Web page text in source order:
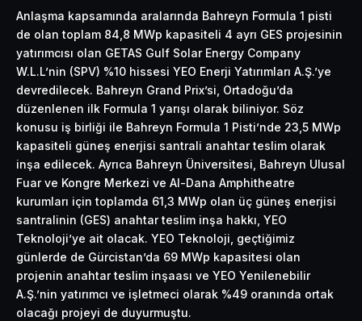
Anlaşma kapsamında aralarında Bahreyn Formula 1 pisti
de olan toplam 84,8 MWp kapasiteli 4 ayrı GES projesinin
yatırımcısı olan GETAS Gulf Solar Energy Company
W.L.L’nin (SPV) %10 hissesi YEO Enerji Yatırımları A.Ş.’ye
devredilecek. Bahreyn Grand Prix’si, Ortadoğu’da
düzenlenen ilk Formula 1 yarışı olarak biliniyor. Söz
konusu iş birliği ile Bahreyn Formula 1 Pisti’nde 23,5 MWp
kapasiteli güneş enerjisi santrali anahtar teslim olarak
inşa edilecek. Ayrıca Bahreyn Üniversitesi, Bahreyn Ulusal
Fuar ve Kongre Merkezi ve Al-Dana Amphitheatre
kurumları için toplamda 61,3 MWp olan üç güneş enerjisi
santralinin (GES) anahtar teslim inşa hakkı, YEO
Teknoloji’ye ait olacak. YEO Teknoloji, geçtiğimiz
günlerde de Gürcistan’da 69 MWp kapasitesi olan
projenin anahtar teslim inşaası ve YEO Yenilenebilir
A.Ş.’nin yatırımcı ve işletmeci olarak %49 oranında ortak
olacağı projeyi de duyurmuştu.